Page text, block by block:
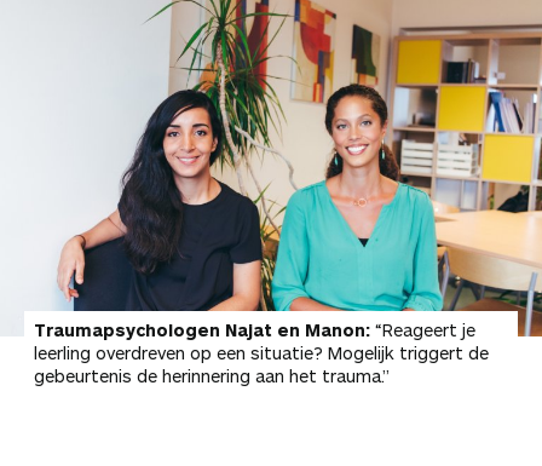
Traumapsychologen Najat en Manon: “Reageert je
leerling overdreven op een situatie? Mogelijk triggert de
gebeurtenis de herinnering aan het trauma.”